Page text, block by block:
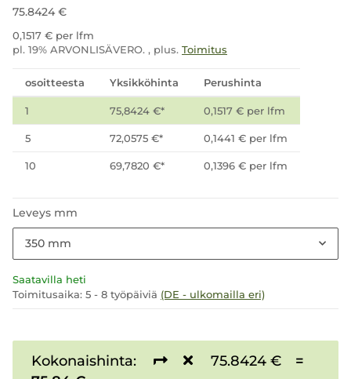
Saatavilla heti
Toimitusaika: 5 - 8 työpäiviä (DE - ulkomailla eri)
75.8424 €
0,1517 € per lfm
pl. 19% ARVONLISÄVERO. , plus. Toimitus
osoitteesta Yksikköhinta Perushinta
1 75,8424 €* 0,1517 € per lfm
5 72,0575 €* 0,1441 € per lfm
10 69,7820 €* 0,1396 € per lfm
Leveys mm
350 mm
Kokonaishinta: 75.8424 €
=